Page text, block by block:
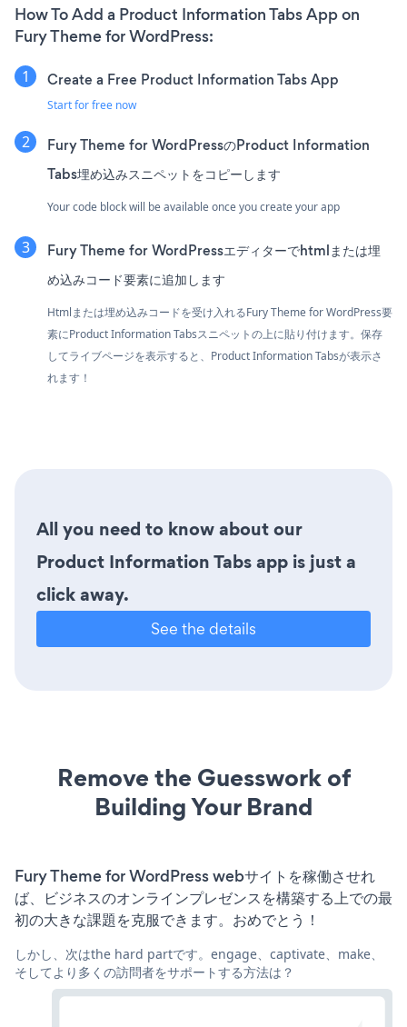
How To Add a Product Information Tabs App on
Fury Theme for WordPress:
Create a Free Product Information Tabs App
Start for free now
Fury Theme for WordPressのProduct Information
Tabs埋め込みスニペットをコピーします
Your code block will be available once you create your app
Fury Theme for WordPressエディターでhtmlまたは埋
め込みコード要素に追加します
Htmlまたは埋め込みコードを受け入れるFury Theme for WordPress要
素にProduct Information Tabsスニペットの上に貼り付けます。保存
してライブページを表示すると、Product Information Tabsが表示さ
れます！
All you need to know about our
Product Information Tabs app is just a
click away.
See the details
Remove the Guesswork of
Building Your Brand
Fury Theme for WordPress webサイトを稼働させれ
ば、ビジネスのオンラインプレゼンスを構築する上での最
初の大きな課題を克服できます。おめでとう！
しかし、次はthe hard partです。engage、captivate、make、
そしてより多くの訪問者をサポートする方法は？